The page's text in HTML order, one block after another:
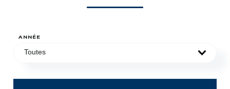
ANNÉE
Toutes